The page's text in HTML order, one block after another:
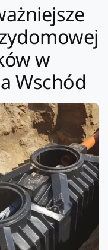
w
Wschód